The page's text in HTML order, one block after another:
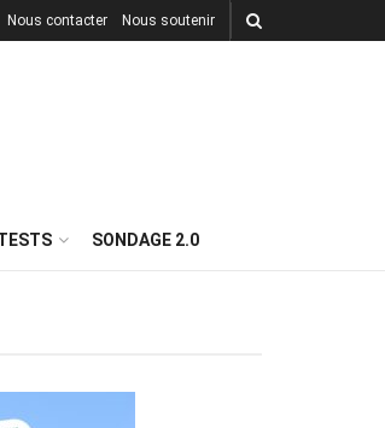
Nous contacter Nous soutenir
SONDAGE 2.0